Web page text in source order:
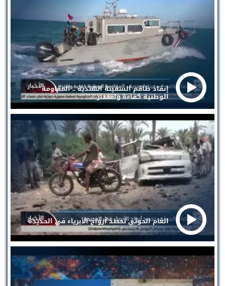
إنقاذ طاقم السفينة الهندية .. المقاومة
الوطنية كفاءة واقتدار
الغام الحوثي تحصد أرواح الأبرياء في الحديدة